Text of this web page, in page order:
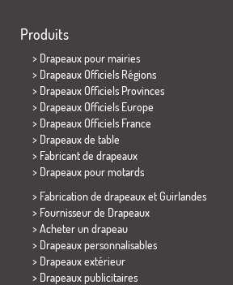
Produits
> Drapeaux pour mairies
> Drapeaux Officiels Régions
> Drapeaux Officiels Provinces
> Drapeaux Officiels Europe
> Drapeaux Officiels France
> Drapeaux de table
> Fabricant de drapeaux
> Drapeaux pour motards
> Fabrication de drapeaux et Guirlandes
> Fournisseur de Drapeaux
> Acheter un drapeau
> Drapeaux personnalisables
> Drapeaux extérieur
> Drapeaux publicitaires